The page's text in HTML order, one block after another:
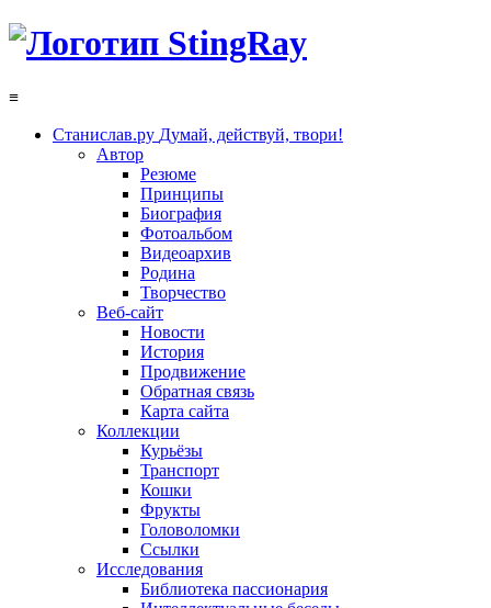
≡
Станислав.ру Думай, действуй, твори!
Автор
Резюме
Принципы
Биография
Фотоальбом
Видеоархив
Родина
Творчество
Веб-сайт
Новости
История
Продвижение
Обратная связь
Карта сайта
Коллекции
Курьёзы
Транспорт
Кошки
Фрукты
Головоломки
Ссылки
Исследования
Библиотека пассионария